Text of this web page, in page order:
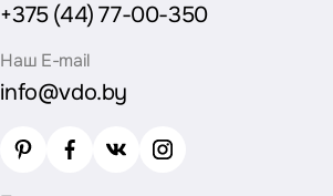
+375 (44) 77-00-350
Наш E-mail
info@vdo.by